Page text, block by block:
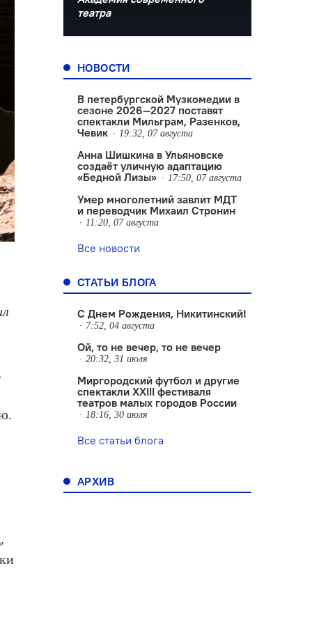
театра
НОВОСТИ
В петербургской Музкомедии в
сезоне 2026—2027 поставят
спектакли Мильграм, Разенков,
Чевик
19:32, 07 августа
Анна Шишкина в Ульяновске
создаëт уличную адаптацию
«Бедной Лизы»
17:50, 07 августа
Умер многолетний завлит МДТ
и переводчик Михаил Стронин
11:20, 07 августа
Все новости
СТАТЬИ БЛОГА
С Днем Рождения, Никитинский!
7:52, 04 августа
Ой, то не вечер, то не вечер
20:32, 31 июля
Миргородский футбол и другие
спектакли XXIII фестиваля
театров малых городов России
18:16, 30 июля
Все статьи блога
АРХИВ